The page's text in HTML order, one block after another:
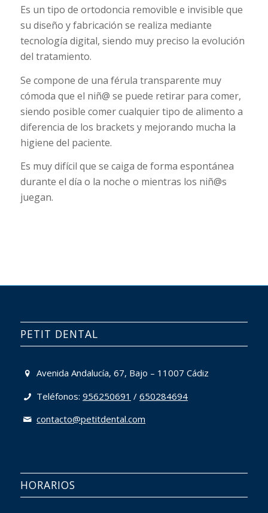
Es un tipo de ortodoncia removible e invisible que
su diseño y fabricación se realiza mediante
tecnología digital, siendo muy preciso la evolución
del tratamiento.
Se compone de una férula transparente muy
cómoda que el niñ@ se puede retirar para comer,
siendo posible comer cualquier tipo de alimento a
diferencia de los brackets y mejorando mucha la
higiene del paciente.
Es muy difícil que se caiga de forma espontánea
durante el día o la noche o mientras los niñ@s
juegan.
PETIT DENTAL
Avenida Andalucía, 67, Bajo – 11007 Cádiz
Teléfonos:956250691 /650284694
contacto@petitdental.com
HORARIOS